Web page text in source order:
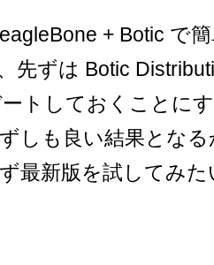
+ Botic で
先ずは Botic
トしておくことに
しも良い結果とな
最新版を試してみ